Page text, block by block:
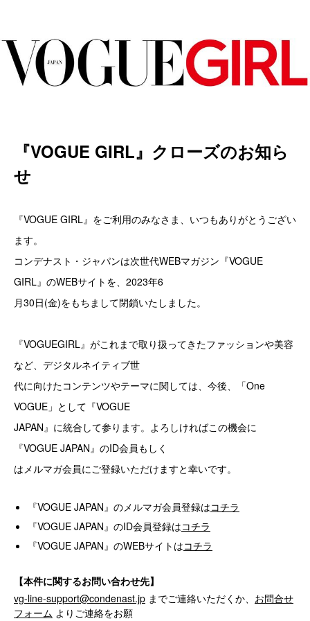
『VOGUE GIRL』クローズのお知ら
せ
『VOGUE GIRL』をご利用のみなさま、いつもありがとうござい
ます。
コンデナスト・ジャパンは次世代WEBマガジン『VOGUE
GIRL』のWEBサイトを、2023年6
月30日(金)をもちまして閉鎖いたしました。
『VOGUEGIRL』がこれまで取り扱ってきたファッションや美容
など、デジタルネイティブ世
代に向けたコンテンツやテーマに関しては、今後、「One
VOGUE」として『VOGUE
JAPAN』に統合して参ります。よろしければこの機会に
『VOGUE JAPAN』のID会員もしく
はメルマガ会員にご登録いただけますと幸いです。
『VOGUE JAPAN』のメルマガ会員登録はコチラ
『VOGUE JAPAN』のID会員登録はコチラ
『VOGUE JAPAN』のWEBサイトはコチラ
【本件に関するお問い合わせ先】
vg-line-support@condenast.jp までご連絡いただくか、 お問合せ
フォーム よりご連絡をお願